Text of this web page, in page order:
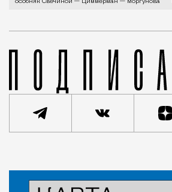
особняк Свечиной — Циммерман — Моргунова
Город